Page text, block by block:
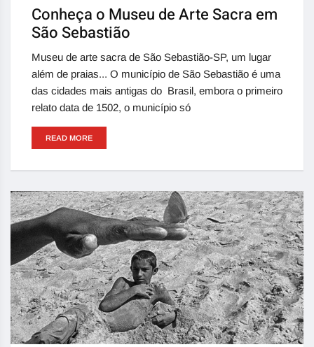
Conheça o Museu de Arte Sacra em
São Sebastião
Museu de arte sacra de São Sebastião-SP, um lugar
além de praias... O município de São Sebastião é uma
das cidades mais antigas do Brasil, embora o primeiro
relato data de 1502, o município só
READ MORE